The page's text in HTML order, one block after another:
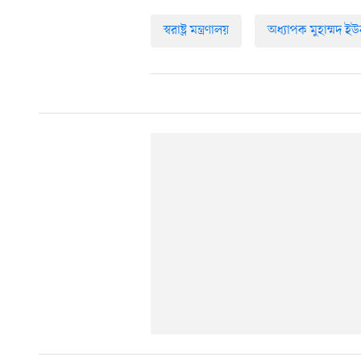
স্বরাষ্ট্র মন্ত্রণালয় অধ্যাপক মুহাম্মদ